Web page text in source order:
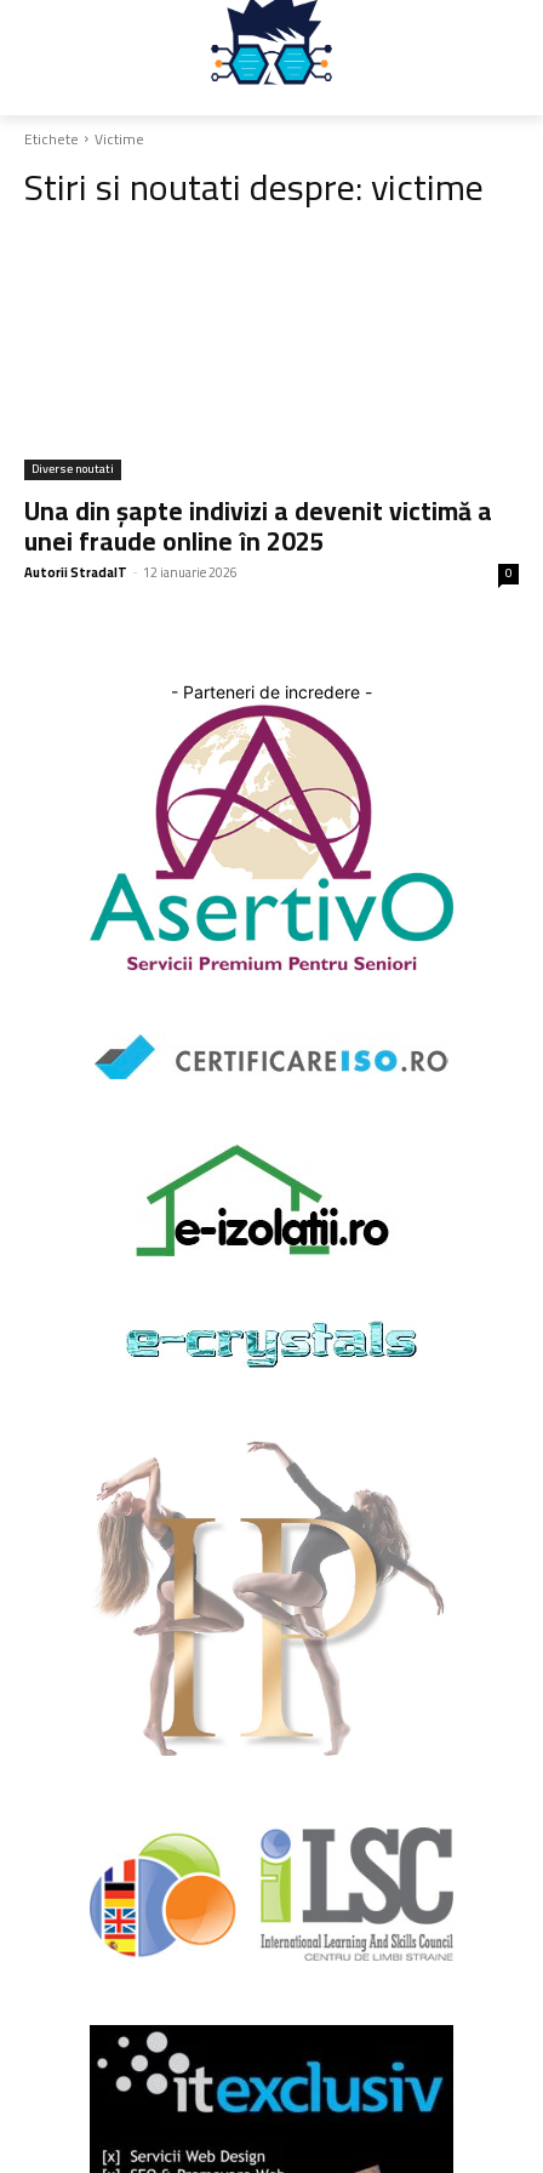
Etichete Victime
Stiri si noutati despre:victime
Diverse noutati
Una din șapte indivizi a devenit victimă a
unei fraude online în 2025
Autorii StradaIT - 12 ianuarie 2026 0
- Parteneri de incredere -